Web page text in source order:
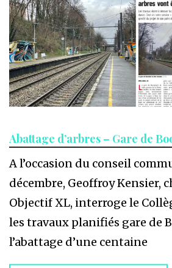
Abattage d’arbres – Gare de
A l’occasion du conseil
décembre, Geoffroy Kensier,
Objectif XL, interroge le
les travaux planifiés gare de
l’abattage d’une centaine